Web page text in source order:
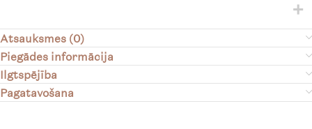
Atsauksmes (0)
Piegādes informācija
Ilgtspējība
Pagatavošana